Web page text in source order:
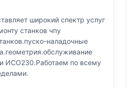
широкий спектр услуг
станков чпу
наладочные
и ИСО230.Работаем по всему